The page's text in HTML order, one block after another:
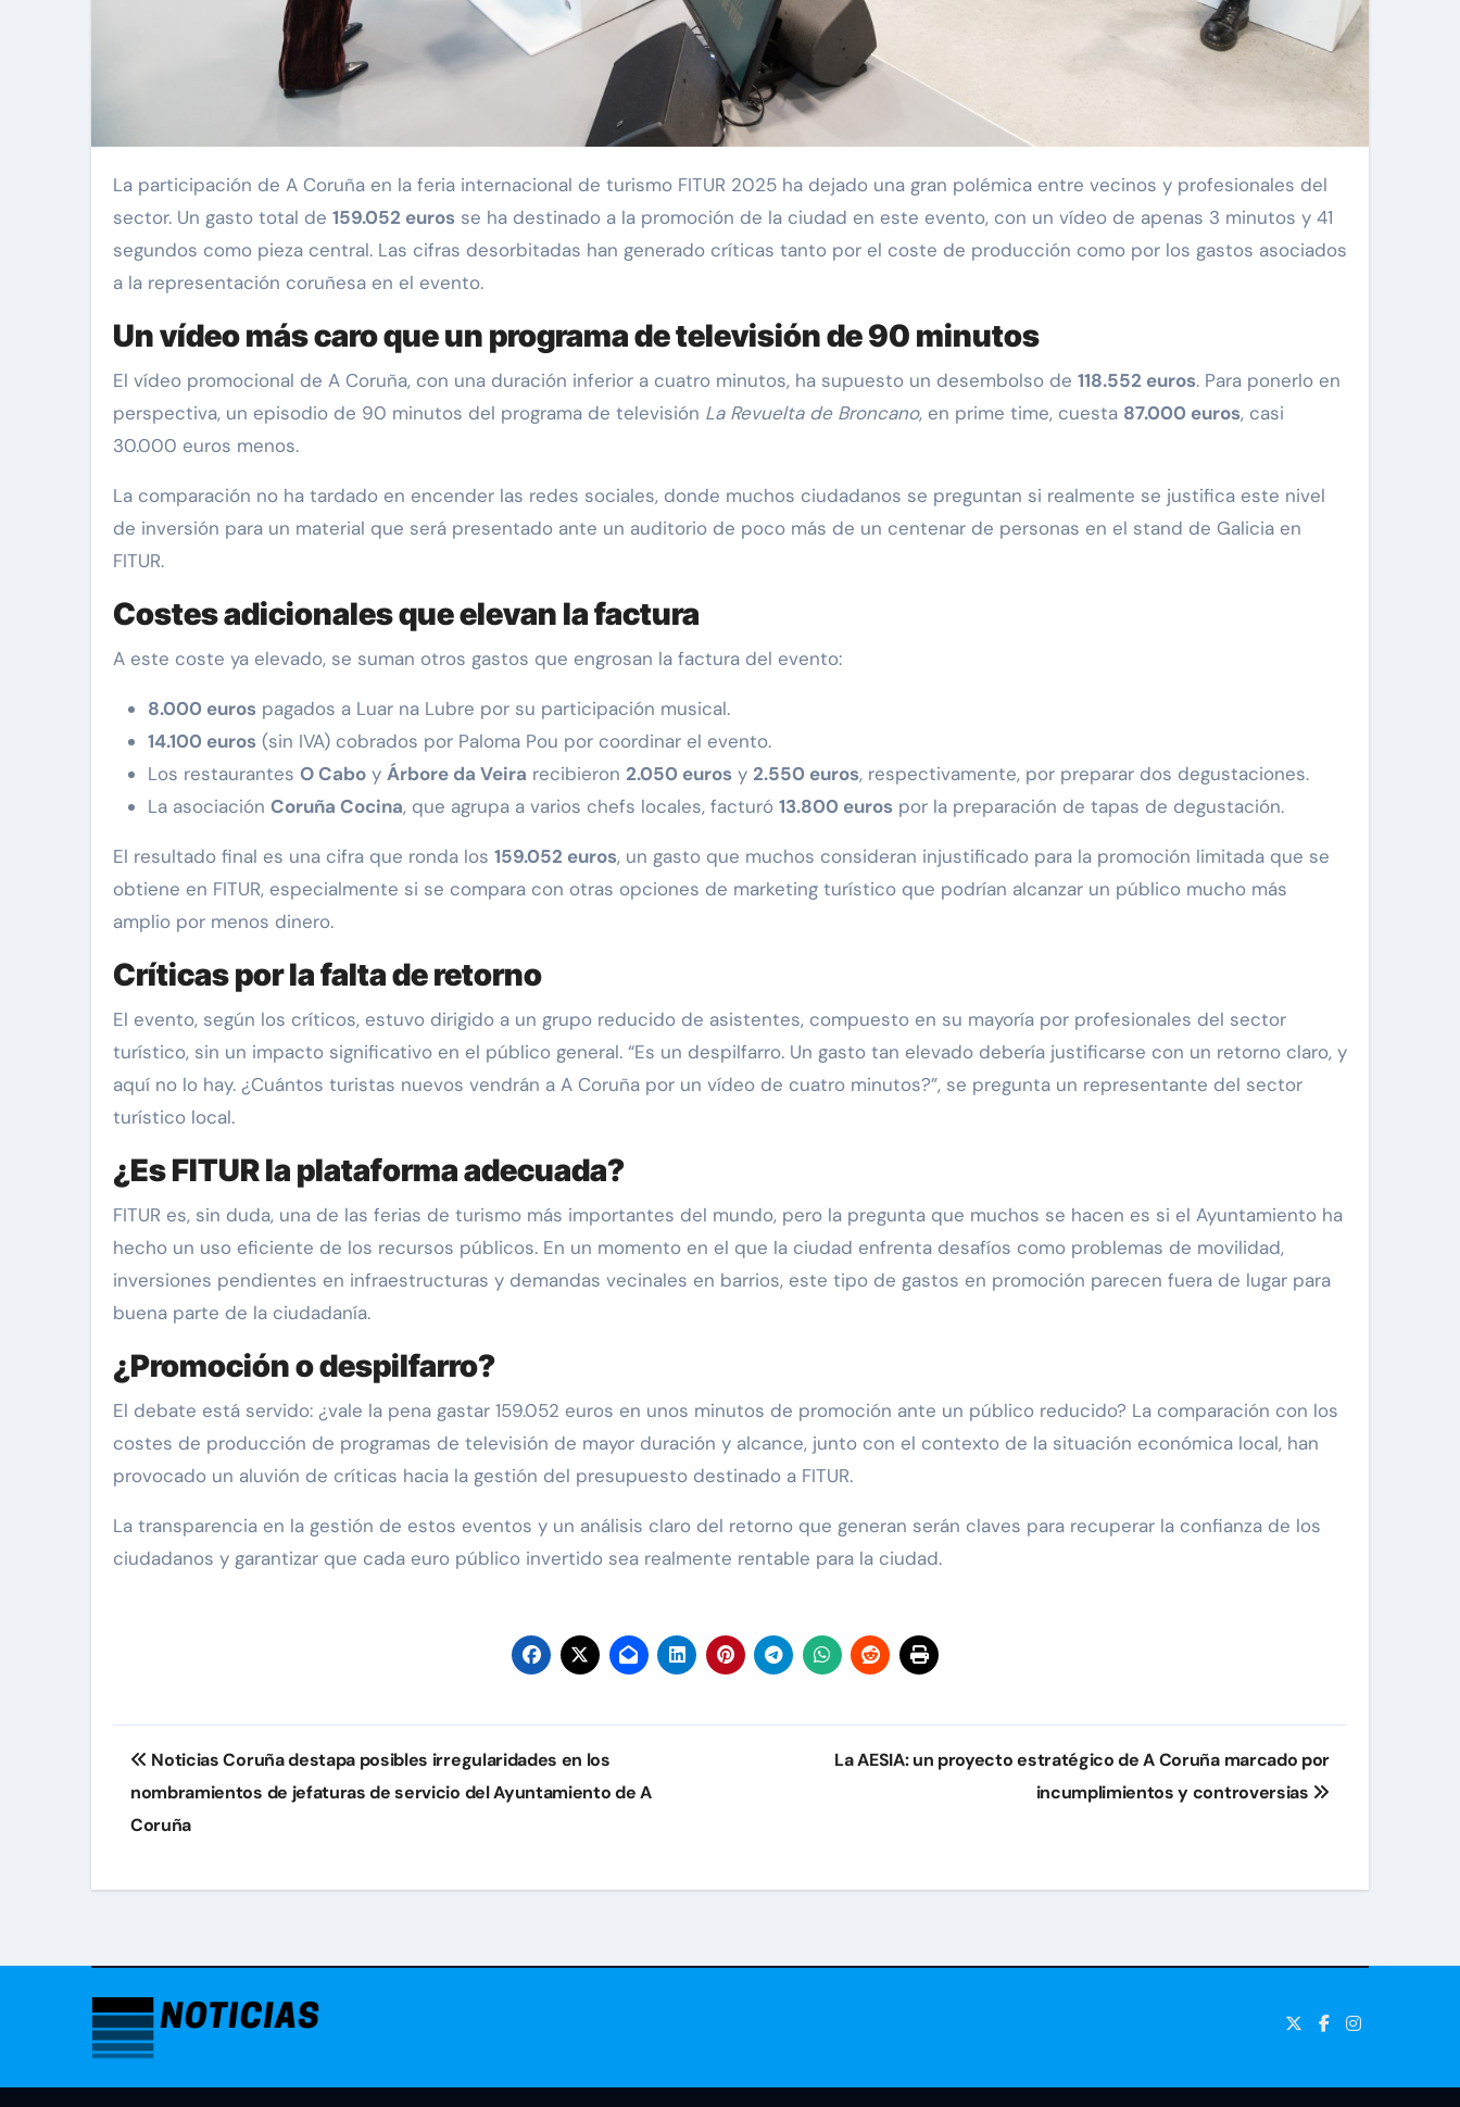
La participación de A Coruña en la feria internacional de turismo FITUR 2025 ha dejado una gran polémica entre vecinos y profesionales del
sector. Un gasto total de 159.052 euros se ha destinado a la promoción de la ciudad en este evento, con un vídeo de apenas 3 minutos y 41
segundos como pieza central. Las cifras desorbitadas han generado críticas tanto por el coste de producción como por los gastos asociados
a la representación coruñesa en el evento.
Un vídeo más caro que un programa de televisión de 90 minutos
El vídeo promocional de A Coruña, con una duración inferior a cuatro minutos, ha supuesto un desembolso de 118.552 euros. Para ponerlo en
perspectiva, un episodio de 90 minutos del programa de televisión La Revuelta de Broncano, en prime time, cuesta 87.000 euros, casi
30.000 euros menos.
La comparación no ha tardado en encender las redes sociales, donde muchos ciudadanos se preguntan si realmente se justifica este nivel
de inversión para un material que será presentado ante un auditorio de poco más de un centenar de personas en el stand de Galicia en
FITUR.
Costes adicionales que elevan la factura
A este coste ya elevado, se suman otros gastos que engrosan la factura del evento:
8.000 euros pagados a Luar na Lubre por su participación musical.
14.100 euros (sin IVA) cobrados por Paloma Pou por coordinar el evento.
Los restaurantes O Cabo y Árbore da Veira recibieron 2.050 euros y 2.550 euros, respectivamente, por preparar dos degustaciones.
La asociación Coruña Cocina, que agrupa a varios chefs locales, facturó 13.800 euros por la preparación de tapas de degustación.
El resultado final es una cifra que ronda los 159.052 euros, un gasto que muchos consideran injustificado para la promoción limitada que se
obtiene en FITUR, especialmente si se compara con otras opciones de marketing turístico que podrían alcanzar un público mucho más
amplio por menos dinero.
Críticas por la falta de retorno
El evento, según los críticos, estuvo dirigido a un grupo reducido de asistentes, compuesto en su mayoría por profesionales del sector
turístico, sin un impacto significativo en el público general. “Es un despilfarro. Un gasto tan elevado debería justificarse con un retorno claro, y
aquí no lo hay. ¿Cuántos turistas nuevos vendrán a A Coruña por un vídeo de cuatro minutos?”, se pregunta un representante del sector
turístico local.
¿Es FITUR la plataforma adecuada?
FITUR es, sin duda, una de las ferias de turismo más importantes del mundo, pero la pregunta que muchos se hacen es si el Ayuntamiento ha
hecho un uso eficiente de los recursos públicos. En un momento en el que la ciudad enfrenta desafíos como problemas de movilidad,
inversiones pendientes en infraestructuras y demandas vecinales en barrios, este tipo de gastos en promoción parecen fuera de lugar para
buena parte de la ciudadanía.
¿Promoción o despilfarro?
El debate está servido: ¿vale la pena gastar 159.052 euros en unos minutos de promoción ante un público reducido? La comparación con los
costes de producción de programas de televisión de mayor duración y alcance, junto con el contexto de la situación económica local, han
provocado un aluvión de críticas hacia la gestión del presupuesto destinado a FITUR.
La transparencia en la gestión de estos eventos y un análisis claro del retorno que generan serán claves para recuperar la confianza de los
ciudadanos y garantizar que cada euro público invertido sea realmente rentable para la ciudad.
Navegación
de
entradas
Noticias Coruña destapa posibles irregularidades en los
nombramientos de jefaturas de servicio del Ayuntamiento de A
Coruña
La AESIA: un proyecto estratégico de A Coruña marcado por
incumplimientos y controversias